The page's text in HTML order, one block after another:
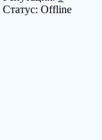
Статус: Offline